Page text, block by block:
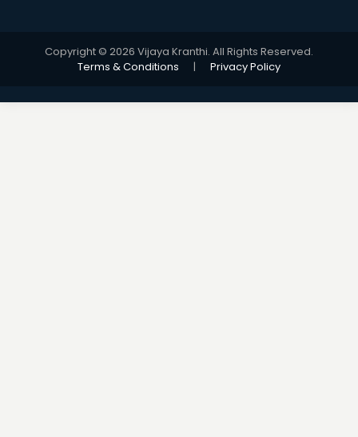
Copyright © 2026 Vijaya Kranthi. All Rights Reserved.
Terms & Conditions
| Privacy Policy